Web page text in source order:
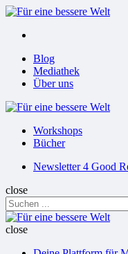
Menu
Menu
Blog
Mediathek
Über uns
Für
Workshops
Bücher
SuchenNewsletter 4 Good
close
Search
for:
Für
close